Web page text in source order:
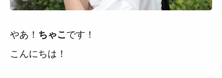
やあ！ ちゃこです！
こんにちは！